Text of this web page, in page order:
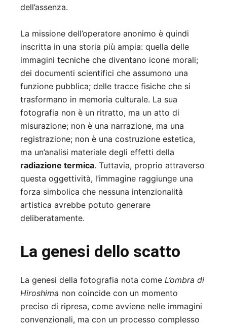
dell’assenza.
La missione dell’operatore anonimo è quindi
inscritta in una storia più ampia: quella delle
immagini tecniche che diventano icone morali;
dei documenti scientifici che assumono una
funzione pubblica; delle tracce fisiche che si
trasformano in memoria culturale. La sua
fotografia non è un ritratto, ma un atto di
misurazione; non è una narrazione, ma una
registrazione; non è una costruzione estetica,
ma un’analisi materiale degli effetti della
radiazione termica. Tuttavia, proprio attraverso
questa oggettività, l’immagine raggiunge una
forza simbolica che nessuna intenzionalità
artistica avrebbe potuto generare
deliberatamente.
La genesi dello scatto
La genesi della fotografia nota come L’ombra di
Hiroshima non coincide con un momento
preciso di ripresa, come avviene nelle immagini
convenzionali, ma con un processo complesso